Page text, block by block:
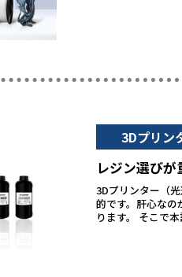
3Dプリン
レジン選び
3Dプリンター（
的です。肝心なの
ります。 そこで